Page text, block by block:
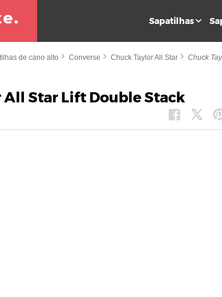
Sapatilhas
de cano alto Converse Chuck Taylor All Star Chuck
All Star Lift Double Stack